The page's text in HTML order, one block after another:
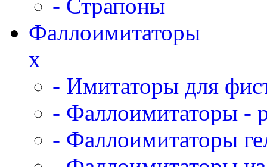
- Страпоны
Фаллоимитаторы
x
- Имитаторы для
- Фаллоимитаторы -
- Фаллоимитаторы